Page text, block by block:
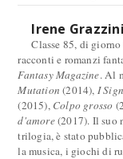
Irene Grazzini
Classe 85, di
racconti e romanzi
Fantasy Magazine. Al
Mutation (2014), I
(2015), Colpo grosso
d'amore(2017). Il suo
trilogia, è stato
la musica, i giochi di